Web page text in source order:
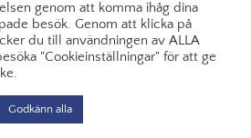
© 2022 Arnolds | Byggd av
genom att komma ihåg dina
besök. Genom att klicka på
du till användningen av ALLA
"Cookieinställningar" för att ge
Godkänn alla